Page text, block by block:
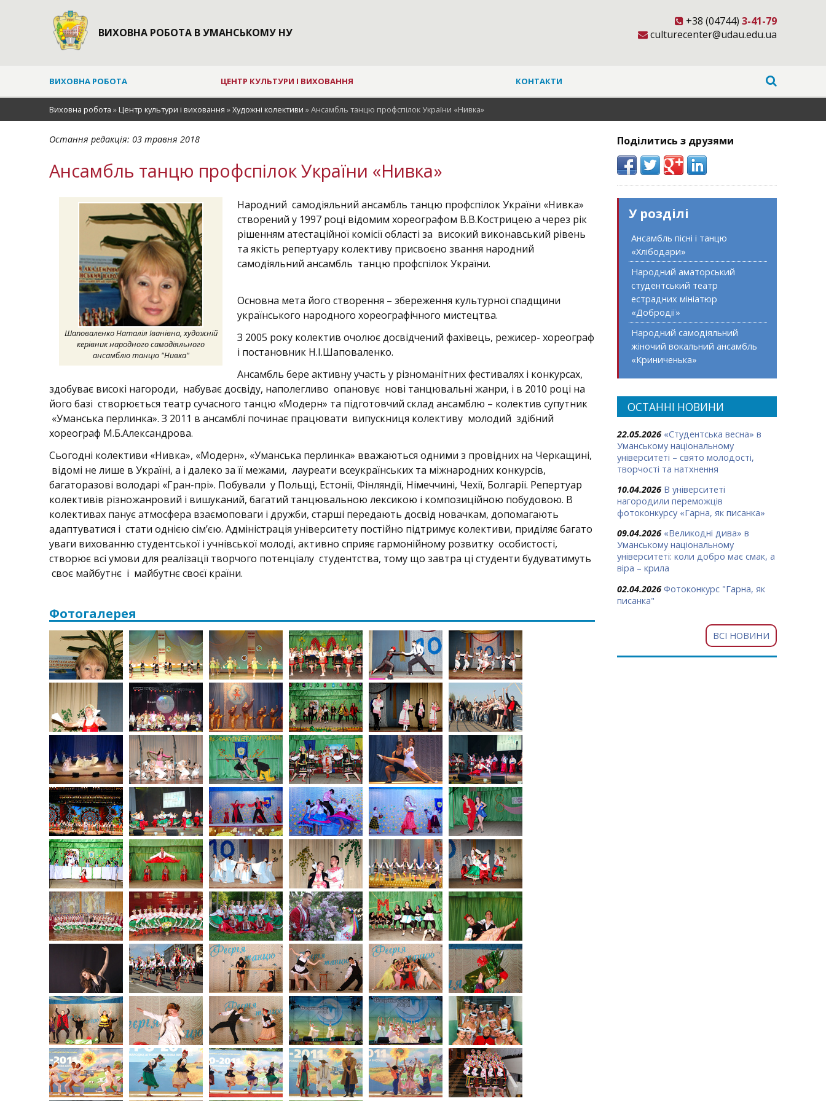
ВИХОВНА РОБОТА В УМАНСЬКОМУ НУ
+38 (04744) 3-41-79
culturecenter@udau.edu.ua
ВИХОВНА РОБОТА ЦЕНТР КУЛЬТУРИ І ВИХОВАННЯ КОНТАКТИ
Виховна робота »Центр культури і виховання »Художні колективи »Ансамбль танцю профспілок України «Нивка»
Остання редакція: 03 травня 2018
Ансамбль танцю профспілок України «Нивка»
Шаповаленко Наталія Іванівна, художній
керівник народного самодіяльного
ансамблю танцю "Нивка"
Народний самодіяльний ансамбль танцю профспілок України «Нивка»
створений у 1997 році відомим хореографом В.В.Кострицею а через рік
рішенням атестаційної комісії області за високий виконавський рівень
та якість репертуару колективу присвоєно звання народний
самодіяльний ансамбль танцю профспілок України.
Основна мета його створення – збереження культурної спадщини
українського народного хореографічного мистецтва.
З 2005 року колектив очолює досвідчений фахівець, режисер- хореограф
і постановник Н.І.Шаповаленко.
Ансамбль бере активну участь у різноманітних фестивалях і конкурсах,
здобуває високі нагороди, набуває досвіду, наполегливо опановує нові танцювальні жанри, і в 2010 році на
його базі створюється театр сучасного танцю «Модерн» та підготовчий склад ансамблю – колектив супутник
«Уманська перлинка». З 2011 в ансамблі починає працювати випускниця колективу молодий здібний
хореограф М.Б.Александрова.
Сьогодні колективи «Нивка», «Модерн», «Уманська перлинка» вважаються одними з провідних на Черкащині,
відомі не лише в Україні, а і далеко за її межами, лауреати всеукраїнських та міжнародних конкурсів,
багаторазові володарі «Гран-прі». Побували у Польщі, Естонії, Фінляндії, Німеччині, Чехії, Болгарії. Репертуар
колективів різножанровий і вишуканий, багатий танцювальною лексикою і композиційною побудовою. В
колективах панує атмосфера взаємоповаги і дружби, старші передають досвід новачкам, допомагають
адаптуватися і стати однією сім’єю. Адміністрація університету постійно підтримує колективи, приділяє багато
уваги вихованню студентської і учнівської молоді, активно сприяє гармонійному розвитку особистості,
створює всі умови для реалізації творчого потенціалу студентства, тому що завтра ці студенти будуватимуть
своє майбутнє і майбутнє своєї країни.
Фотогалерея
Поділитись з друзями
У розділі
Ансамбль пісні і танцю
«Хлібодари»
Народний аматорський
студентський театр
естрадних мініатюр
«Добродії»
Народний самодіяльний
жіночий вокальний ансамбль
«Криниченька»
ОСТАННІ НОВИНИ
22.05.2026 «Студентська весна» в
Уманському національному
університеті – свято молодості,
творчості та натхнення
10.04.2026 В університеті
нагородили переможців
фотоконкурсу «Гарна, як писанка»
09.04.2026 «Великодні дива» в
Уманському національному
університеті: коли добро має смак, а
віра – крила
02.04.2026 Фотоконкурс "Гарна, як
писанка"
ВСІ НОВИНИ